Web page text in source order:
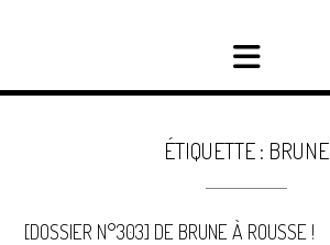
ÉTIQUETTE : BRUNE
[DOSSIER N°303] DE BRUNE À ROUSSE !